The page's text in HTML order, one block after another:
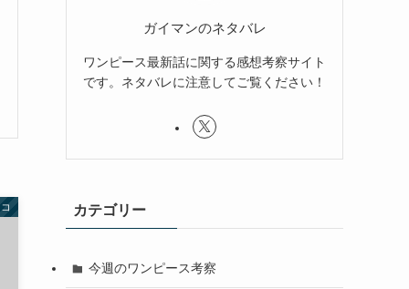
ガイマンのネタバレ
ワンピース最新話に関する感想考察サイト
です。ネタバレに注意してご覧ください！
カテゴリー
今週のワンピース考察